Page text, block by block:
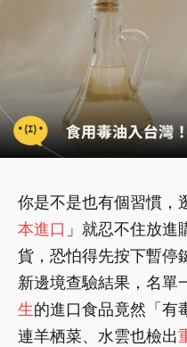
你是不是也有個習慣，
本進口 」就忍不住放進
貨，恐怕得先按下暫停
新邊境查驗結果，名單
生的進口食品竟然「有
連羊栖菜、水雲也檢出